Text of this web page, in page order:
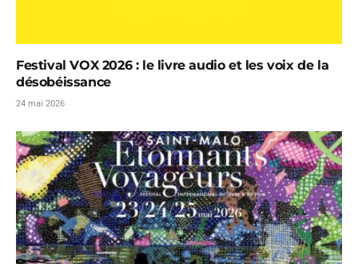
Festival VOX 2026 : le livre audio et les voix de la
désobéissance
24 mai 2026